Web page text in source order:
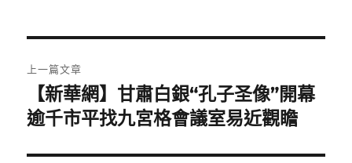
章
導
覽
上一篇文章
一
文
【新華網】甘肅白銀“孔子圣像”開幕
逾千市平找九宮格會議室易近觀瞻